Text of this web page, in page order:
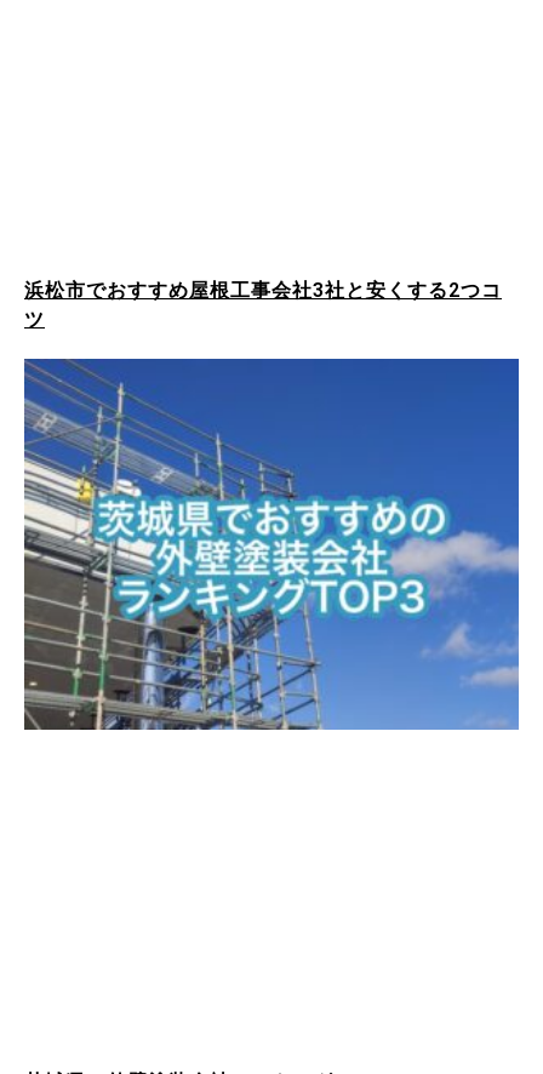
浜松市でおすすめ屋根工事会社3社と安くする2つコ
ツ